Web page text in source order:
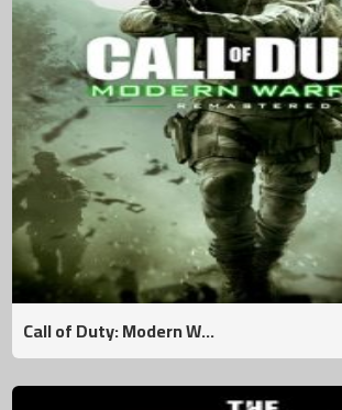
Call of Duty: Modern W...